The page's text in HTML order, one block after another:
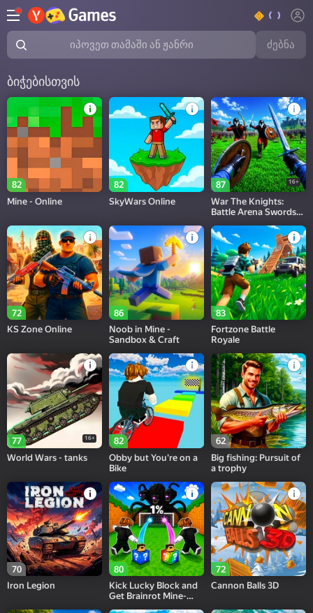
იპოვეთ თამაში ან ჟანრი ძებნა
ბიჭებისთვის
82
Mine - Online
82
SkyWars Online
87 16+
War The Knights:
Battle Arena Swords
72
KS Zone Online
86
Noob in Mine -
Sandbox & Craft
83
Fortzone Battle
Royale
77 16+
World Wars - tanks
82
Obby but You're on a
Bike
62
Big fishing: Pursuit of
a trophy
70
Iron Legion
80
Kick Lucky Block and
Get Brainrot Mine-
72
Cannon Balls 3D